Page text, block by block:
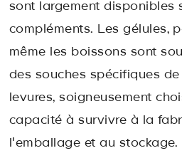
sont largement disponibles
compléments. Les gélules,
même les boissons sont
des souches spécifiques
levures, soigneusement
capacité à survivre à la
l'emballage et au stockage.